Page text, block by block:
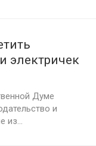
электричек
и в
Думе
и
из...